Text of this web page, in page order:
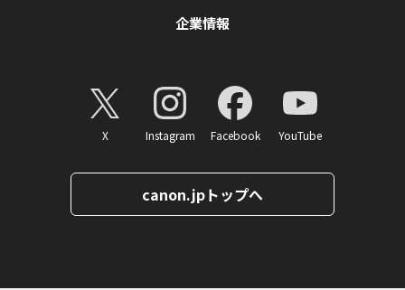
企業情報
X Instagram Facebook YouTube
canon.jpトップへ